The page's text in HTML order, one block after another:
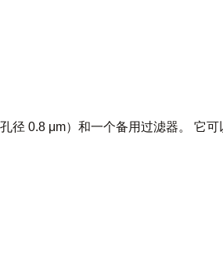
0.8 μm）和一个备用过滤器。 它可